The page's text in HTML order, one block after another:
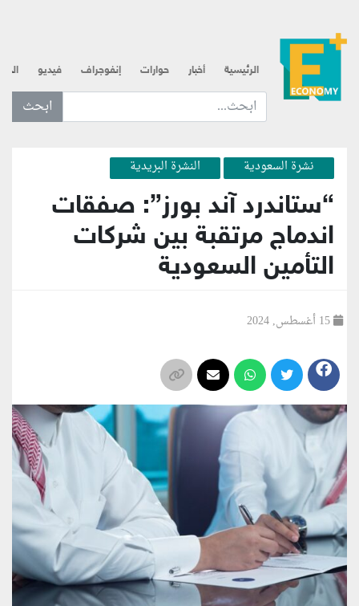
الرئيسية أخبار حوارات إنفوجراف فيديو
ابحث عن... :
نشرة السعودية النشرة البريدية
“ستاندرد آند بورز”: صفقات
اندماج مرتقبة بين شركات
التأمين السعودية